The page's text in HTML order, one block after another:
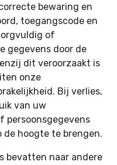
bewaring en
toegangscode en
of
gegevens door de
dit veroorzaakt is
onze
Bij verlies,
van uw
persoonsgegevens
de hoogte te brengen.
bevatten naar andere